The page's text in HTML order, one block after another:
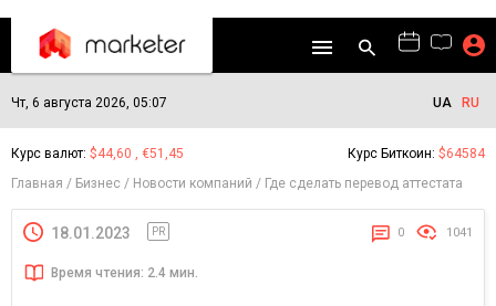
Чт, 6 августа 2026, 05:07 UA RU
Курс валют: $44,60 , €51,45 Курс Биткоин: $64584
Главная
Бизнес Новости компаний Где сделать перевод аттестата
18.01.2023 PR 0 1041
Время чтения: 2.4 мин.